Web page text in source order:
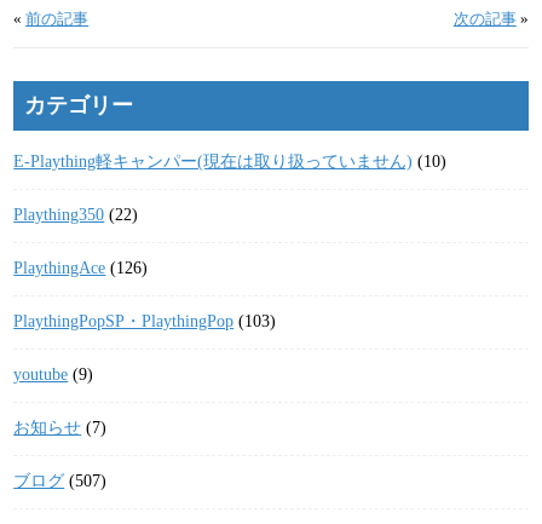
«前の記事 次の記事»
カテゴリー
E-Plaything軽キャンパー(現在は取り扱っていません) (10)
Plaything350 (22)
PlaythingAce (126)
PlaythingPopSP・PlaythingPop (103)
youtube (9)
お知らせ (7)
ブログ (507)